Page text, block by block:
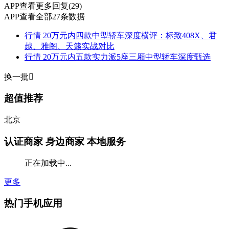
APP查看更多回复(29)
APP查看全部27条数据
行情 20万元内四款中型轿车深度横评：标致408X、君
越、雅阁、天籁实战对比
行情 20万元内五款实力派5座三厢中型轿车深度甄选
换一批
超值推荐
北京
认证商家 身边商家 本地服务
正在加载中...
更多
热门手机应用